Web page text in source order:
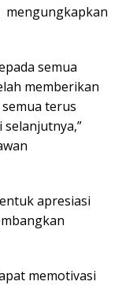
mengungkapkan
semua
memberikan
terus
apresiasi
memotivasi